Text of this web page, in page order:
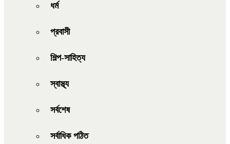
ধর্ম
প্রবাসী
শিল্প-সাহিত্য
স্বাস্থ্য
সর্বশেষ
সর্বাধিক পঠিত